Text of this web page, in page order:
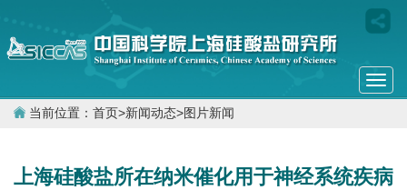
当前位置： 首页>新闻动态>图片新闻
上海硅酸盐所在纳米催化用于神经系统疾病